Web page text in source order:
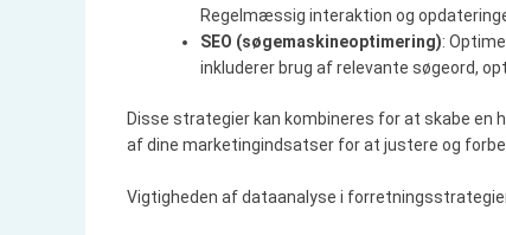
Regelmæssig interaktion og
SEO (søgemaskineoptimering):
inkluderer brug af relevante søgeord,
Disse strategier kan kombineres for at skabe
af dine marketingindsatser for at justere og
Vigtigheden af dataanalyse i